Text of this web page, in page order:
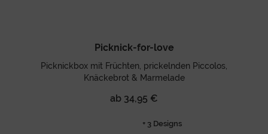
Picknick-for-love
Picknickbox mit Früchten, prickelnden Piccolos,
Knäckebrot & Marmelade
ab 34,95 €
+ 3 Designs